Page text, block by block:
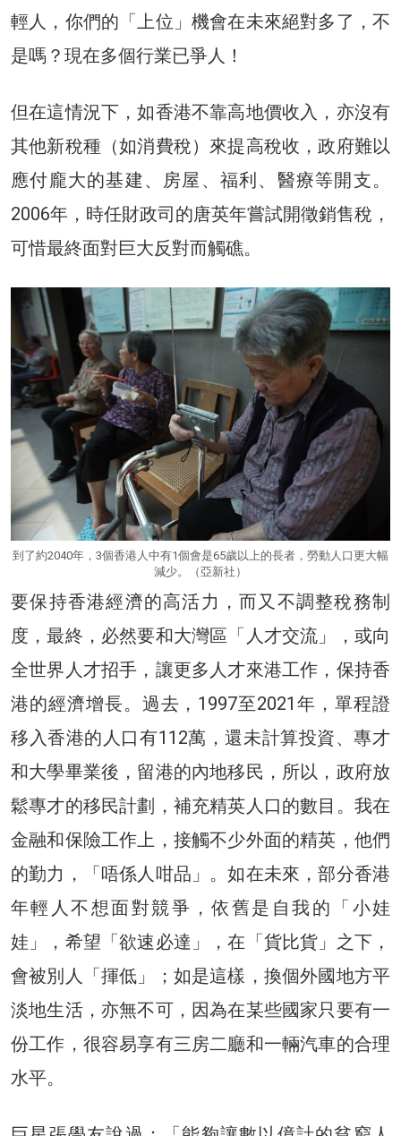
輕人，你們的「上位」機會在未來絕對多了，不
是嗎？現在多個行業已爭人！
但在這情況下，如香港不靠高地價收入，亦沒有
其他新稅種（如消費稅）來提高稅收，政府難以
應付龐大的基建、房屋、福利、醫療等開支。
2006年，時任財政司的唐英年嘗試開徵銷售稅，
可惜最終面對巨大反對而觸礁。
到了約2040年，3個香港人中有1個會是65歲以上的長者，勞動人口更大幅
減少。（亞新社）
要保持香港經濟的高活力，而又不調整稅務制
度，最終，必然要和大灣區「人才交流」，或向
全世界人才招手，讓更多人才來港工作，保持香
港的經濟增長。過去，1997至2021年，單程證
移入香港的人口有112萬，還未計算投資、專才
和大學畢業後，留港的內地移民，所以，政府放
鬆專才的移民計劃，補充精英人口的數目。我在
金融和保險工作上，接觸不少外面的精英，他們
的勤力，「唔係人咁品」。如在未來，部分香港
年輕人不想面對競爭，依舊是自我的「小娃
娃」，希望「欲速必達」，在「貨比貨」之下，
會被別人「揮低」；如是這樣，換個外國地方平
淡地生活，亦無不可，因為在某些國家只要有一
份工作，很容易享有三房二廳和一輛汽車的合理
水平。